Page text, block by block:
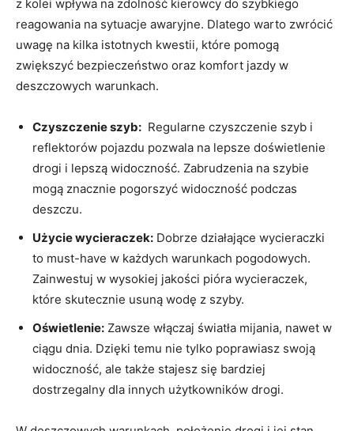
⁤z kolei wpływa na zdolność kierowcy do szybkiego
reagowania na sytuacje awaryjne. Dlatego warto zwrócić⁤
uwagę na kilka istotnych kwestii, które pomogą
zwiększyć​ bezpieczeństwo oraz komfort jazdy w‌
deszczowych warunkach.
Czyszczenie szyb: ⁢ Regularne czyszczenie szyb i⁤
reflektorów pojazdu pozwala na lepsze doświetlenie
drogi‍ i lepszą⁢ widoczność. Zabrudzenia‌ na szybie
mogą znacznie pogorszyć widoczność‍ podczas‍
deszczu.
Użycie wycieraczek: Dobrze działające‍ wycieraczki
to⁣ must-have w ⁢każdych warunkach‌ pogodowych.
Zainwestuj w wysokiej jakości pióra wycieraczek,
które skutecznie usuną wodę z szyby.
Oświetlenie: Zawsze włączaj światła mijania, nawet w
⁣ciągu dnia. Dzięki ⁤temu nie tylko poprawiasz swoją
widoczność, ale także stajesz się bardziej
dostrzegalny dla innych użytkowników drogi.